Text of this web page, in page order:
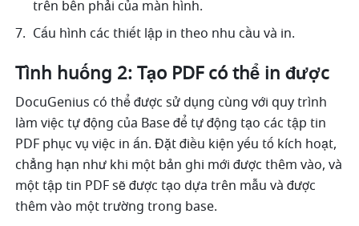
trên bên phải của màn hình.
Cấu hình các thiết lập in theo nhu cầu và in.
Tình huống 2: Tạo PDF có thể in được
DocuGenius có thể được sử dụng cùng với quy trình
làm việc tự động của Base để tự động tạo các tập tin
PDF phục vụ việc in ấn. Đặt điều kiện yếu tố kích hoạt,
chẳng hạn như khi một bản ghi mới được thêm vào, và
một tập tin PDF sẽ được tạo dựa trên mẫu và được
thêm vào một trường trong base.